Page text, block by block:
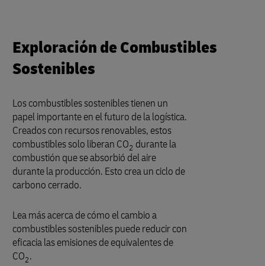
Exploración de Combustibles
Sostenibles
Los combustibles sostenibles tienen un
papel importante en el futuro de la logística.
Creados con recursos renovables, estos
combustibles solo liberan CO2 durante la
combustión que se absorbió del aire
durante la producción. Esto crea un ciclo de
carbono cerrado.
Lea más acerca de cómo el cambio a
combustibles sostenibles puede reducir con
eficacia las emisiones de equivalentes de
CO2.